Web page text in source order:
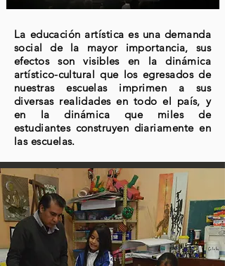
La educación artística es una demanda
social de la mayor importancia, sus
efectos son visibles en la dinámica
artístico-cultural que los egresados de
nuestras escuelas imprimen a sus
diversas realidades en todo el país, y
en la dinámica que miles de
estudiantes construyen diariamente en
las escuelas.